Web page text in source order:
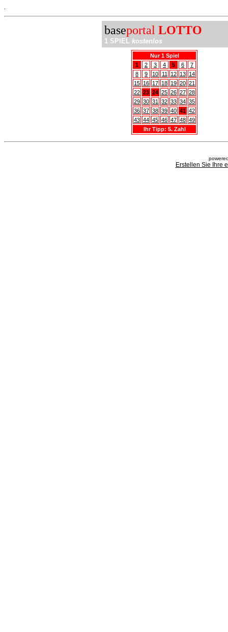
baseportal LOTTO
1 SPIEL kostenlos
Nur 1 Spiel
1
2 3 4 5 6
7
8
9 10 11 12 13 14
15 16 17 18 19 20 21
22 23 24 25 26 27 28
29 30 31 32 33 34 35
36 37 38 39 40 41 42
43 44 45 46 47 48 49
Ihr Tipp: 5. Zahl
Erstellen Sie Ihre